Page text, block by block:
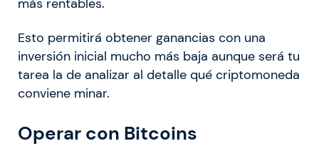
más rentables.
Esto permitirá obtener ganancias con una
inversión inicial mucho más baja aunque será tu
tarea la de analizar al detalle qué criptomoneda
conviene minar.
Operar con Bitcoins